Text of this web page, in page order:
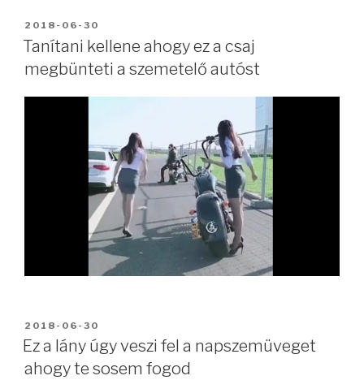
BEKÜLDVE:
2018-06-30
Tanítani kellene ahogy ez a csaj
megbünteti a szemetelő autóst
BEKÜLDVE:
2018-06-30
Ez a lány úgy veszi fel a napszemüveget
ahogy te sosem fogod